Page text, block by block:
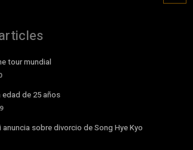
tour mundial
edad de 25 años
sobre divorcio de Song Hye Kyo